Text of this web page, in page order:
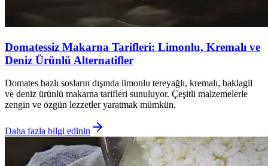
Domatessiz Makarna Tarifleri: Limonlu, Kremalı ve
Deniz Ürünlü Alternatifler
Domates bazlı sosların dışında limonlu tereyağlı, kremalı, baklagil
ve deniz ürünlü makarna tarifleri sunuluyor. Çeşitli malzemelerle
zengin ve özgün lezzetler yaratmak mümkün.
Daha fazla bilgi edinin